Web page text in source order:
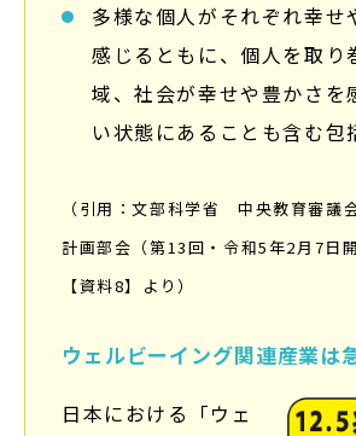
多様な個人がそれぞれ幸せ
感じるともに、個人を取り
域、社会が幸せや豊かさを
い状態にあることも含む包
（引用：文部科学省 中央教育審議
計画部会（第13回・令和5年2月7日
【資料8】より）
ウェルビーイング関連産業は
日本における「ウェ